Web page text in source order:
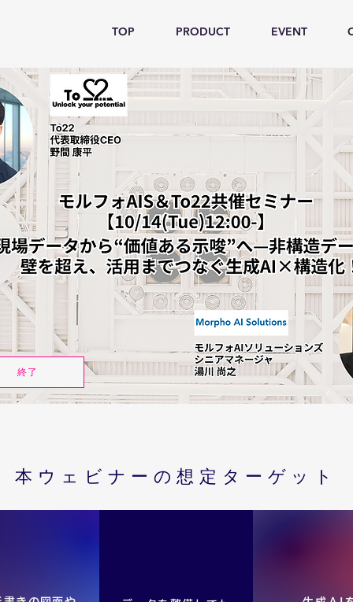
TOP PRODUCT EVENT
終了
本ウェビナーの想定ターゲット